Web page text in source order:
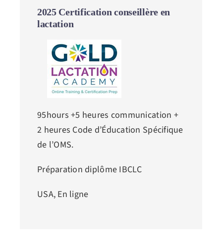
2025 Certification conseillère en
lactation
95hours +5 heures communication +
2 heures Code d’Éducation Spécifique
de l’OMS.
Préparation diplôme IBCLC
USA, En ligne